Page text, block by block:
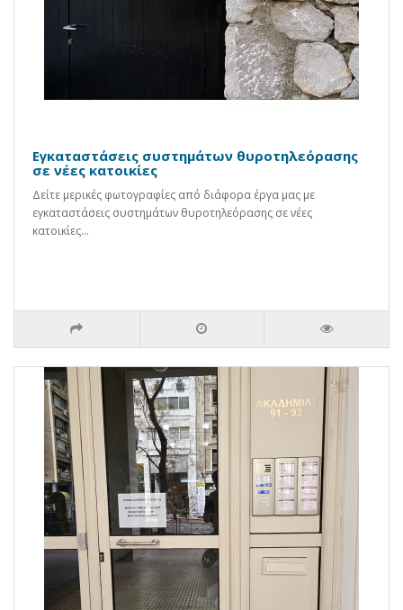
Εγκαταστάσεις συστημάτων θυροτηλεόρασης
σε νέες κατοικίες
Δείτε μερικές φωτογραφίες από διάφορα έργα μας με
εγκαταστάσεις συστημάτων θυροτηλεόρασης σε νέες
κατοικίες...